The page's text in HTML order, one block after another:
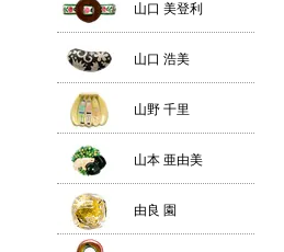
山口 美登利
山口 浩美
山野 千里
山本 亜由美
由良 園